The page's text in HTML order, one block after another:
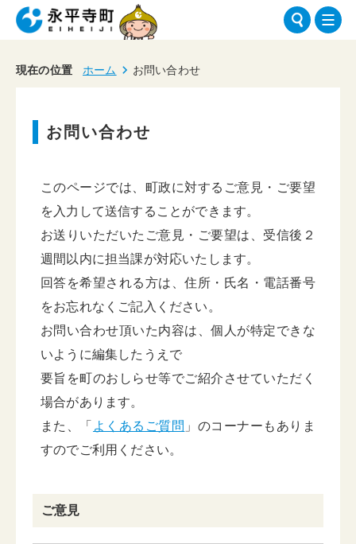
現在の位置 ホーム お問い合わせ
お問い合わせ
このページでは、町政に対するご意見・ご要望
を入力して送信することができます。
お送りいただいたご意見・ご要望は、受信後２
週間以内に担当課が対応いたします。
回答を希望される方は、住所・氏名・電話番号
をお忘れなくご記入ください。
お問い合わせ頂いた内容は、個人が特定できな
いように編集したうえで
要旨を町のおしらせ等でご紹介させていただく
場合があります。
また、「 よくあるご質問 」のコーナーもありま
すのでご利用ください。
ご意見